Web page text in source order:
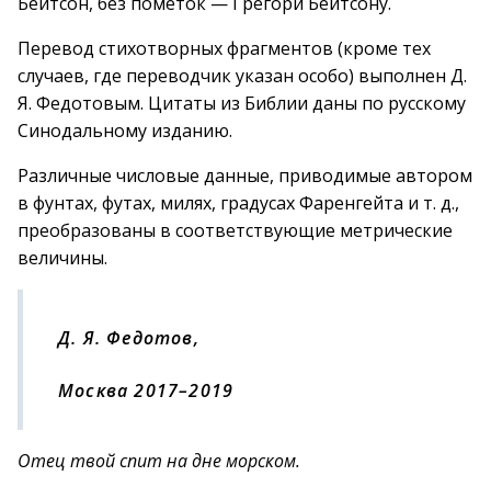
Перевод стихотворных фрагментов (кроме тех
случаев, где переводчик указан особо) выполнен Д.
Я. Федотовым. Цитаты из Библии даны по русскому
Синодальному изданию.
Различные числовые данные, приводимые автором
в фунтах, футах, милях, градусах Фаренгейта и т. д.,
преобразованы в соответствующие метрические
величины.
Д. Я. Федотов,
Москва 2017–2019
Отец твой спит на дне морском.